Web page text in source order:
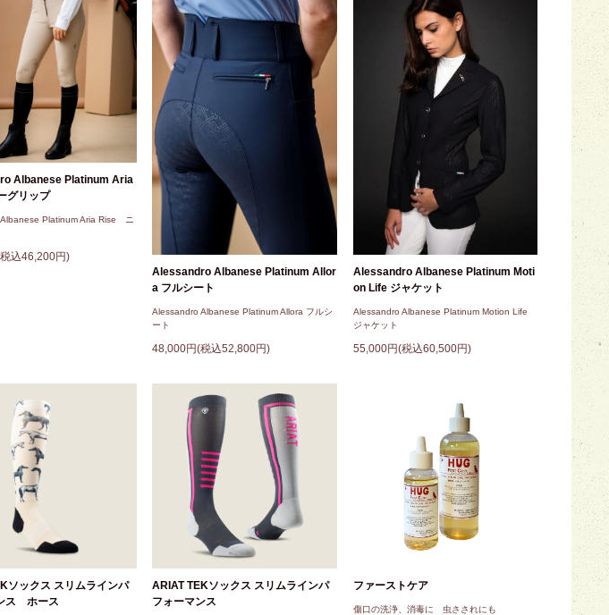
Albanese Platinum Aria
グリップ
Platinum Aria Rise ニ
込46,200円)
Alessandro Albanese Platinum Allor
a フルシート
Alessandro Albanese Platinum Allora フルシ
ート
48,000円(税込52,800円)
Alessandro Albanese Platinum Moti
on Life ジャケット
Alessandro Albanese Platinum Motion Life
ジャケット
55,000円(税込60,500円)
ソックス スリムラインパ
ス ホース
ARIAT TEKソックス スリムラインパ
フォーマンス
ファーストケア
傷口の洗浄、消毒に 虫さされにも